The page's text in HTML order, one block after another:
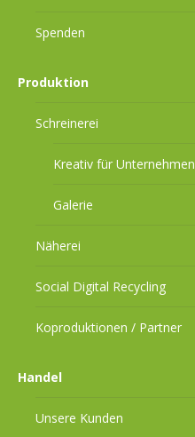
Spenden
Produktion
Schreinerei
Kreativ für Unternehmen
Galerie
Näherei
Social Digital Recycling
Koproduktionen / Partner
Handel
Unsere Kunden